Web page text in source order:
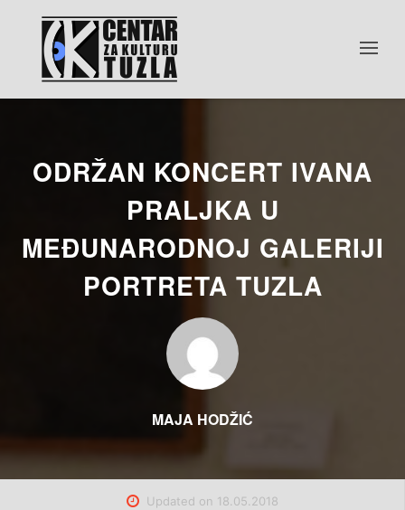
ODRŽAN KONCERT IVANA
PRALJKA U
MEĐUNARODNOJ GALERIJI
PORTRETA TUZLA
MAJA HODŽIĆ
Updated on 18.05.2018